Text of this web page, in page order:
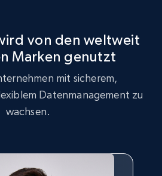
profiles
Description, Date
Quoted post, and more.
von den weltweit
Marken genutzt
mit sicherem,
Datenmanagement zu
wachsen.